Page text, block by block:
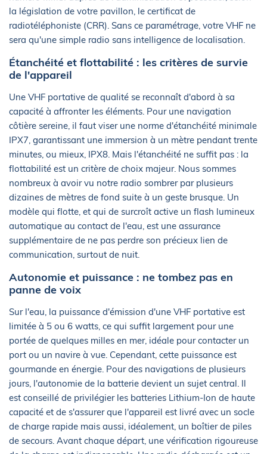
la législation de votre pavillon, le certificat de
radiotéléphoniste (CRR). Sans ce paramétrage, votre VHF ne
sera qu'une simple radio sans intelligence de localisation.
Étanchéité et flottabilité : les critères de survie
de l'appareil
Une VHF portative de qualité se reconnaît d'abord à sa
capacité à affronter les éléments. Pour une navigation
côtière sereine, il faut viser une norme d'étanchéité minimale
IPX7, garantissant une immersion à un mètre pendant trente
minutes, ou mieux, IPX8. Mais l'étanchéité ne suffit pas : la
flottabilité est un critère de choix majeur. Nous sommes
nombreux à avoir vu notre radio sombrer par plusieurs
dizaines de mètres de fond suite à un geste brusque. Un
modèle qui flotte, et qui de surcroît active un flash lumineux
automatique au contact de l'eau, est une assurance
supplémentaire de ne pas perdre son précieux lien de
communication, surtout de nuit.
Autonomie et puissance : ne tombez pas en
panne de voix
Sur l'eau, la puissance d'émission d'une VHF portative est
limitée à 5 ou 6 watts, ce qui suffit largement pour une
portée de quelques milles en mer, idéale pour contacter un
port ou un navire à vue. Cependant, cette puissance est
gourmande en énergie. Pour des navigations de plusieurs
jours, l'autonomie de la batterie devient un sujet central. Il
est conseillé de privilégier les batteries Lithium-Ion de haute
capacité et de s'assurer que l'appareil est livré avec un socle
de charge rapide mais aussi, idéalement, un boîtier de piles
de secours. Avant chaque départ, une vérification rigoureuse